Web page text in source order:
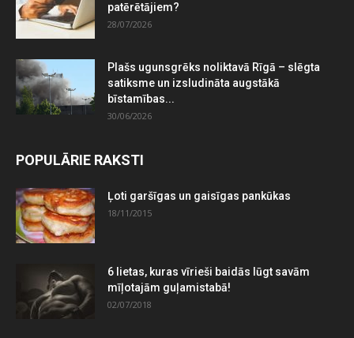
patērētājiem?
28/07/2026
Plašs ugunsgrēks noliktavā Rīgā – slēgta
satiksme un izsludināta augstākā
bīstamības...
30/06/2026
POPULĀRIE RAKSTI
Ļoti garšīgas un gaisīgas pankūkas
18/11/2015
6 lietas, kuras vīrieši baidās lūgt savām
mīļotajām guļamistabā!
02/07/2018